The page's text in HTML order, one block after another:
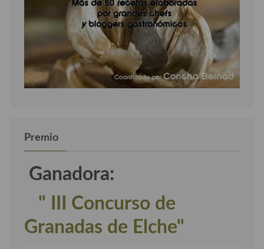
Premio
Ganadora:
" III Concurso de
Granadas de Elche"